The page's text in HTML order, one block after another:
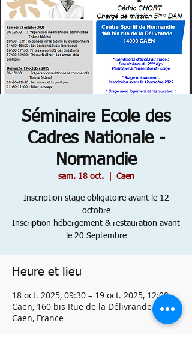
Séminaire Ecole des
Cadres Nationale -
Normandie
sam. 18 oct.
  |
Caen
Inscription stage obligatoire avant le 12
octobre
Inscription hébergement & restauration avant
le 20 Septembre
Heure et lieu
18 oct. 2025, 09:30 – 19 oct. 2025, 12:00
Caen, 160 bis Rue de la Délivrande, 14000
Caen, France